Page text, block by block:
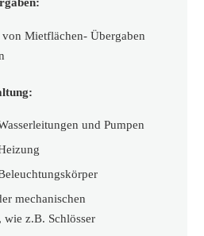
Mietflächen- Übergaben
und Pumpen
mechanischen
z.B. Schlösser